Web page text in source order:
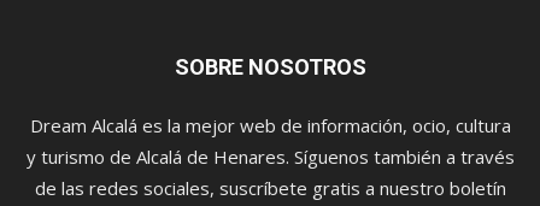
SOBRE NOSOTROS
Dream Alcalá es la mejor web de información, ocio, cultura
y turismo de Alcalá de Henares. Síguenos también a través
de las redes sociales, suscríbete gratis a nuestro boletín